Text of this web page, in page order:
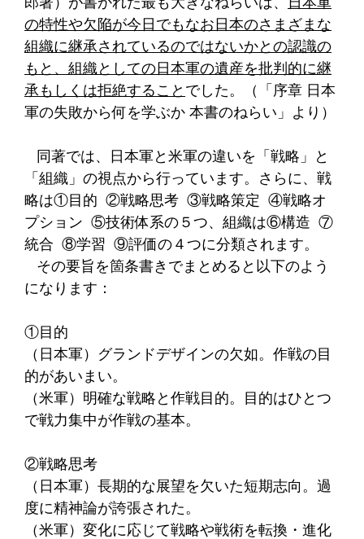
の特性や欠陥が今日でもなお日本のさまざまな
組織に継承されているのではないかとの認識の
もと、組織としての日本軍の遺産を批判的に継
承もしくは拒絶すること でした。（「序章 日本
軍の失敗から何を学ぶか 本書のねらい」より）
同著では、日本軍と米軍の違いを「戦略」と
「組織」の視点から行っています。さらに、戦
略は①目的 ②戦略思考 ③戦略策定 ④戦略オ
プション ⑤技術体系の５つ、組織は⑥構造 ⑦
統合 ⑧学習 ⑨評価の４つに分類されます。
その要旨を箇条書きでまとめると以下のよう
になります：
①目的
（日本軍）グランドデザインの欠如。作戦の目
的があいまい。
（米軍）明確な戦略と作戦目的。目的はひとつ
で戦力集中が作戦の基本。
②戦略思考
（日本軍）長期的な展望を欠いた短期志向。過
度に精神論が誇張された。
（米軍）変化に応じて戦略や戦術を転換・進化